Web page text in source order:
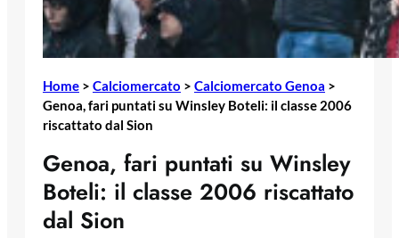
Home > Calciomercato > Calciomercato Genoa >
Genoa, fari puntati su Winsley Boteli: il classe 2006
riscattato dal Sion
Genoa, fari puntati su Winsley
Boteli: il classe 2006 riscattato
dal Sion